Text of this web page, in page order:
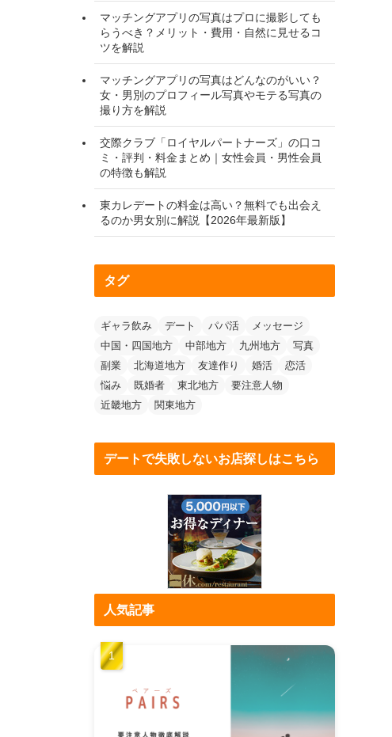
マッチングアプリの写真はプロに撮影しても
らうべき？メリット・費用・自然に見せるコ
ツを解説
マッチングアプリの写真はどんなのがいい？
女・男別のプロフィール写真やモテる写真の
撮り方を解説
交際クラブ「ロイヤルパートナーズ」の口コ
ミ・評判・料金まとめ｜女性会員・男性会員
の特徴も解説
東カレデートの料金は高い？無料でも出会え
るのか男女別に解説【2026年最新版】
タグ
ギャラ飲み デート パパ活
メッセージ
中国・四国地方
中部地方 九州地方
写真
副業
北海道地方 友達作り 婚活
恋活
悩み
既婚者 東北地方
要注意人物
近畿地方
関東地方
デートで失敗しないお店探しはこちら
人気記事